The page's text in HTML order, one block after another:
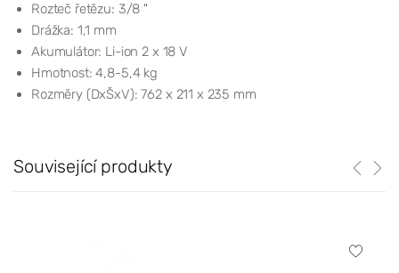
Rozteč řetězu: 3/8 "
Drážka: 1,1 mm
Akumulátor: Li-ion 2 x 18 V
Hmotnost: 4,8-5,4 kg
Rozměry (DxŠxV): 762 x 211 x 235 mm
Související produkty